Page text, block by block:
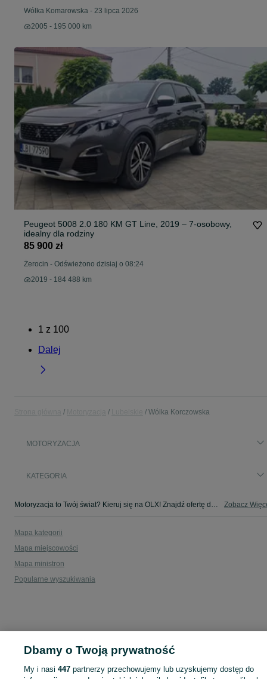
Wólka Komarowska - 23 lipca 2026
2005 - 195 000 km
Peugeot 5008 2.0 180 KM GT Line, 2019 – 7-osobowy,
idealny dla rodziny
85 900 zł
Żerocin - Odświeżono dzisiaj o 08:24
2019 - 184 488 km
1 z 100
Dalej
Wólka Korczowska
MOTORYZACJA
KATEGORIA
Motoryzacja to Twój świat? Kieruj się na OLX! Znajdź ofertę dla siebie w kategorii Motoryzacja na OLX - Wólka Korczowska i okolice! Zobacz
Mapa kategorii
Mapa miejscowości
Mapa ministron
Popularne wyszukiwania
Dbamy o Twoją prywatność
My i nasi447 partnerzy przechowujemy lub uzyskujemy dostęp do